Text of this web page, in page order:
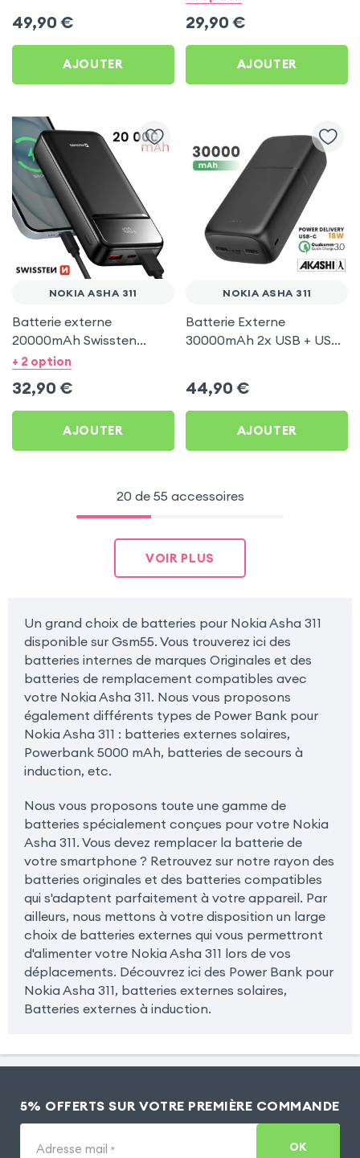
49,90 €
AJOUTER
29,90 €
AJOUTER
NOKIA ASHA 311
Batterie externe
20000mAh Swissten
Power Line II pour Nokia
+ 2 option
32,90 €
AJOUTER
NOKIA ASHA 311
Batterie Externe
30000mAh 2x USB + USB-
44,90 €
AJOUTER
20 de 55 accessoires
VOIR PLUS
Un grand choix de batteries pour Nokia Asha 311
disponible sur Gsm55. Vous trouverez ici des
batteries internes de marques Originales et des
batteries de remplacement compatibles avec
votre Nokia Asha 311. Nous vous proposons
également différents types de Power Bank pour
Nokia Asha 311 : batteries externes solaires,
Powerbank 5000 mAh, batteries de secours à
induction, etc.
Nous vous proposons toute une gamme de
batteries spécialement conçues pour votre Nokia
Asha 311. Vous devez remplacer la batterie de
votre smartphone ? Retrouvez sur notre rayon des
batteries originales et des batteries compatibles
qui s'adaptent parfaitement à votre appareil. Par
ailleurs, nous mettons à votre disposition un large
choix de batteries externes qui vous permettront
d'alimenter votre Nokia Asha 311 lors de vos
déplacements. Découvrez ici des Power Bank pour
Nokia Asha 311, batteries externes solaires,
Batteries externes à induction.
5% OFFERTS SUR VOTRE PREMIÈRE COMMANDE
Adresse mail * OK